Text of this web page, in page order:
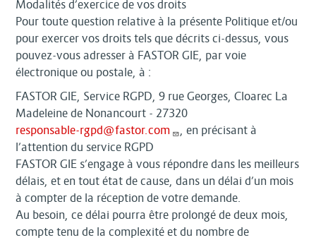
Modalités d’exercice de vos droits
Pour toute question relative à la présente Politique et/ou
pour exercer vos droits tels que décrits ci-dessus, vous
pouvez-vous adresser à FASTOR GIE, par voie
électronique ou postale, à :
FASTOR GIE, Service RGPD, 9 rue Georges, Cloarec La
Madeleine de Nonancourt - 27320
responsable-rgpd@fastor.com
, en précisant à
l’attention du service RGPD
FASTOR GIE s’engage à vous répondre dans les meilleurs
délais, et en tout état de cause, dans un délai d’un mois
à compter de la réception de votre demande.
Au besoin, ce délai pourra être prolongé de deux mois,
compte tenu de la complexité et du nombre de